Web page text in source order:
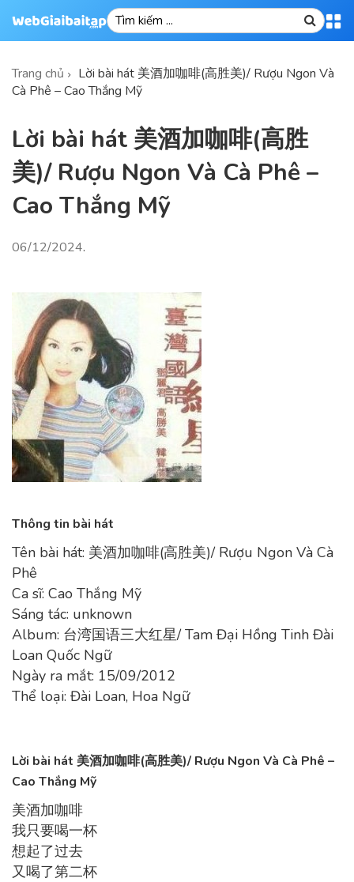
Trang chủ
Lời bài hát 美酒加咖啡(高胜美)/ Rượu Ngon Và
Cà Phê – Cao Thắng Mỹ
Lời bài hát 美酒加咖啡(高胜
美)/ Rượu Ngon Và Cà Phê –
Cao Thắng Mỹ
06/12/2024.
Thông tin bài hát
Tên bài hát: 美酒加咖啡(高胜美)/ Rượu Ngon Và Cà
Phê
Ca sĩ: Cao Thắng Mỹ
Sáng tác: unknown
Album: 台湾国语三大红星/ Tam Đại Hồng Tinh Đài
Loan Quốc Ngữ
Ngày ra mắt: 15/09/2012
Thể loại: Đài Loan, Hoa Ngữ
Lời bài hát 美酒加咖啡(高胜美)/ Rượu Ngon Và Cà Phê –
Cao Thắng Mỹ
美酒加咖啡
我只要喝一杯
想起了过去
又喝了第二杯